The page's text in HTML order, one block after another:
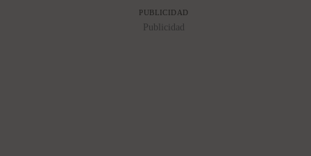
PUBLICIDAD
Publicidad